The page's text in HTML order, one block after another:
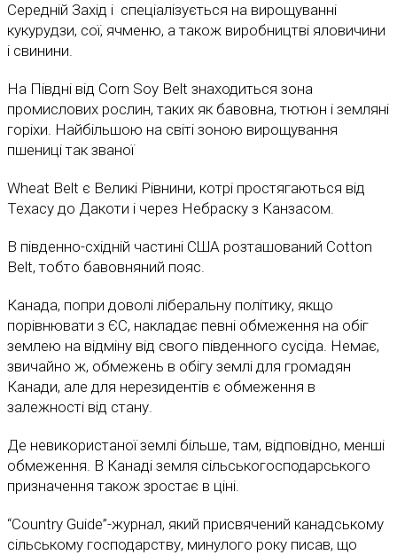
Середній Захід і спеціалізується на вирощуванні
кукурудзи, сої, ячменю, а також виробництві яловичини
і свинини.
На Півдні від Corn Soy Belt знаходиться зона
промислових рослин, таких як бавовна, тютюн і земляні
горіхи. Найбільшою на світі зоною вирощування
пшениці так званої
Wheat Belt є Великі Рівнини, котрі простягаються від
Техасу до Дакоти і через Небраску з Канзасом.
В південно-східній частині США розташований Cotton
Belt, тобто бавовняний пояс.
Канада, попри доволі ліберальну політику, якщо
порівнювати з ЄС, накладає певні обмеження на обіг
землею на відміну від свого південного сусіда. Немає,
звичайно ж, обмежень в обігу землі для громадян
Канади, але для нерезидентів є обмеження в
залежності від стану.
Де невикористаної землі більше, там, відповідно, менші
обмеження. В Канаді земля сільськогосподарського
призначення також зростає в ціні.
“Country Guide”-журнал, який присвячений канадському
сільському господарству, минулого року писав, що